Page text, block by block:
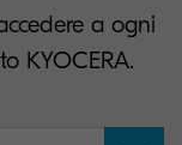
a ogni
KYOCERA.